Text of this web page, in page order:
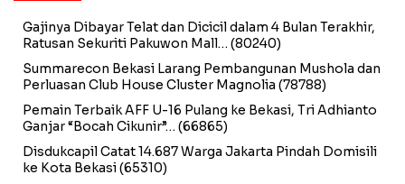
Gajinya Dibayar Telat dan Dicicil dalam 4 Bulan Terakhir,
Ratusan Sekuriti Pakuwon Mall… (80240)
Summarecon Bekasi Larang Pembangunan Mushola dan
Perluasan Club House Cluster Magnolia (78788)
Pemain Terbaik AFF U-16 Pulang ke Bekasi, Tri Adhianto
Ganjar “Bocah Cikunir”… (66865)
Disdukcapil Catat 14.687 Warga Jakarta Pindah Domisili
ke Kota Bekasi(65310)